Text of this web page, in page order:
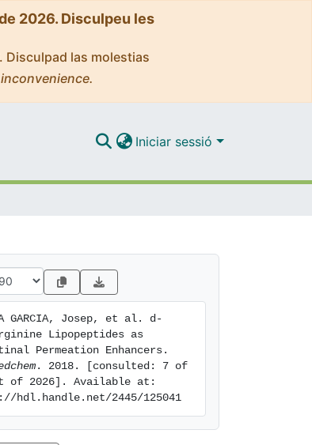
2026. Disculpeu les
Disculpad las molestias
Iniciar sessió
GARCIA, Josep, et al. d-
Lipopeptides as
. 2018. [consulted: 7 of
of 2026]. Available at:
hdl.handle.net/2445/125041